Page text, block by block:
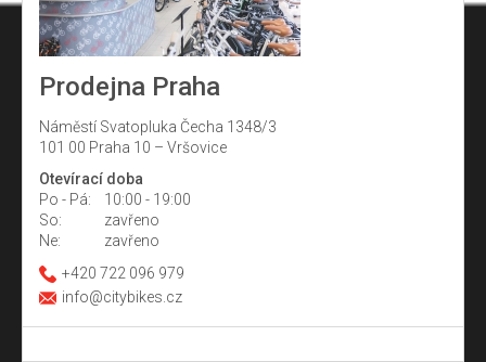
Prodejna Praha
Náměstí Svatopluka Čecha 1348/3
101 00 Praha 10 – Vršovice
Otevírací doba
Po - Pá:
10:00 - 19:00
So:
zavřeno
Ne:
zavřeno
+420 722 096 979
info@citybikes.cz